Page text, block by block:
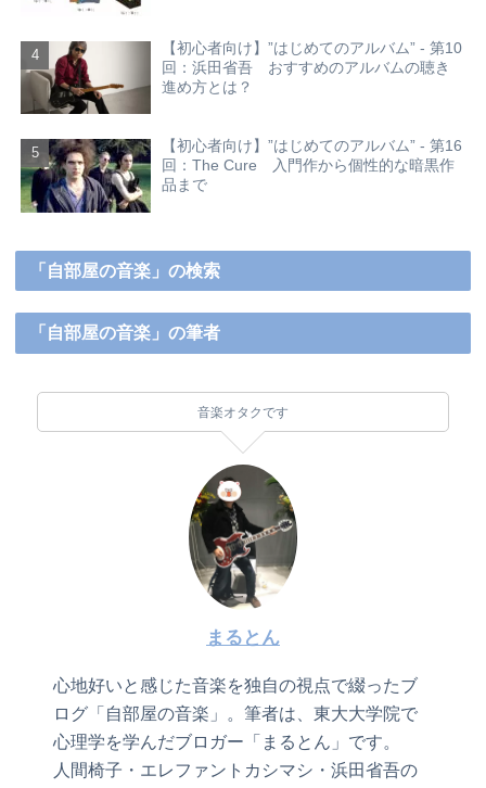
【初心者向け】”はじめてのアルバム” - 第10
回：浜田省吾 おすすめのアルバムの聴き
進め方とは？
【初心者向け】”はじめてのアルバム” - 第16
回：The Cure 入門作から個性的な暗黒作
品まで
「自部屋の音楽」の検索
「自部屋の音楽」の筆者
音楽オタクです
まるとん
心地好いと感じた音楽を独自の視点で綴ったブ
ログ「自部屋の音楽」。筆者は、東大大学院で
心理学を学んだブロガー「まるとん」です。
人間椅子・エレファントカシマシ・浜田省吾の